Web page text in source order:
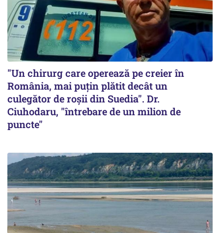
"Un chirurg care operează pe creier în
România, mai puțin plătit decât un
culegător de roșii din Suedia". Dr.
Ciuhodaru, "întrebare de un milion de
puncte"